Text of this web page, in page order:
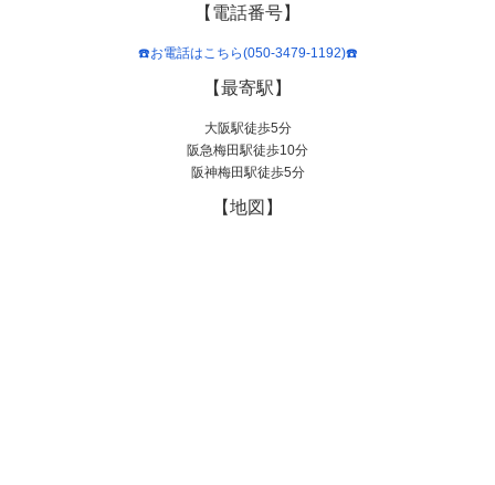
【電話番号】
☎️お電話はこちら(050-3479-1192)☎️
【最寄駅】
大阪駅徒歩5分
阪急梅田駅徒歩10分
阪神梅田駅徒歩5分
【地図】